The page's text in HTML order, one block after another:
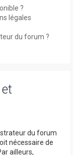
?
légales
du forum ?
du forum
nécessaire de
ailleurs,